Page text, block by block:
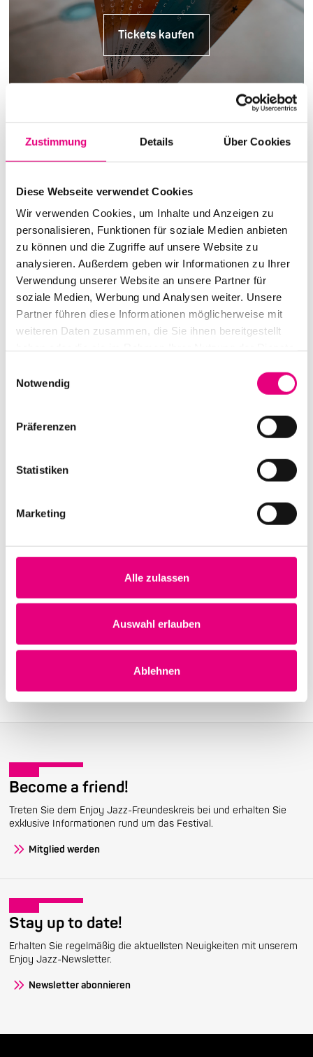
Zustimmung Details Über Cookies
Diese Webseite verwendet Cookies
Wir verwenden Cookies, um Inhalte und Anzeigen zu
personalisieren, Funktionen für soziale Medien anbieten
zu können und die Zugriffe auf unsere Website zu
analysieren. Außerdem geben wir Informationen zu Ihrer
Verwendung unserer Website an unsere Partner für
soziale Medien, Werbung und Analysen weiter. Unsere
Partner führen diese Informationen möglicherweise mit
weiteren Daten zusammen, die Sie ihnen bereitgestellt
Notwendig
Präferenzen
Statistiken
Marketing
Alle zulassen
Auswahl erlauben
Ablehnen
Tickets kaufen
Alle Veranstaltungen im Überblick
Zum Programm
Become a friend!
Treten Sie dem Enjoy Jazz-Freundeskreis bei und erhalten Sie
exklusive Informationen rund um das Festival.
Mitglied werden
Stay up to date!
Erhalten Sie regelmäßig die aktuellsten Neuigkeiten mit unserem
Enjoy Jazz-Newsletter.
Newsletter abonnieren